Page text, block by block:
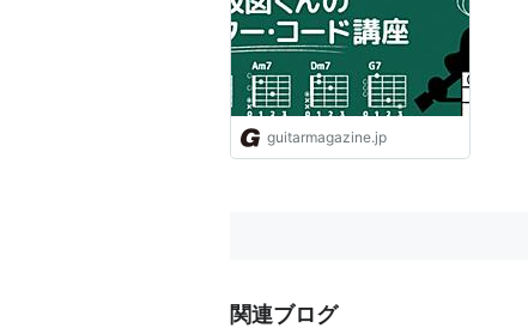
ター・マガジンWEB｜
Guitar magazine
guitarmagazine.jp
関連ブログ